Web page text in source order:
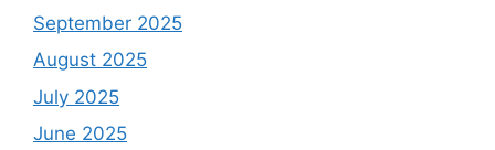
September 2025
August 2025
July 2025
June 2025